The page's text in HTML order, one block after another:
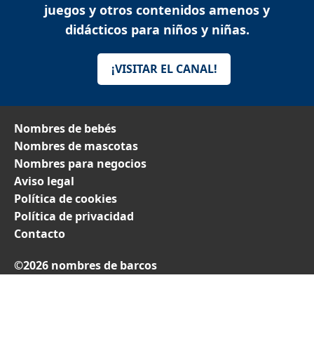
juegos y otros contenidos amenos y
didácticos para niños y niñas.
¡VISITAR EL CANAL!
Nombres de bebés
Nombres de mascotas
Nombres para negocios
Aviso legal
Política de cookies
Política de privacidad
Contacto
©2026 nombres de barcos